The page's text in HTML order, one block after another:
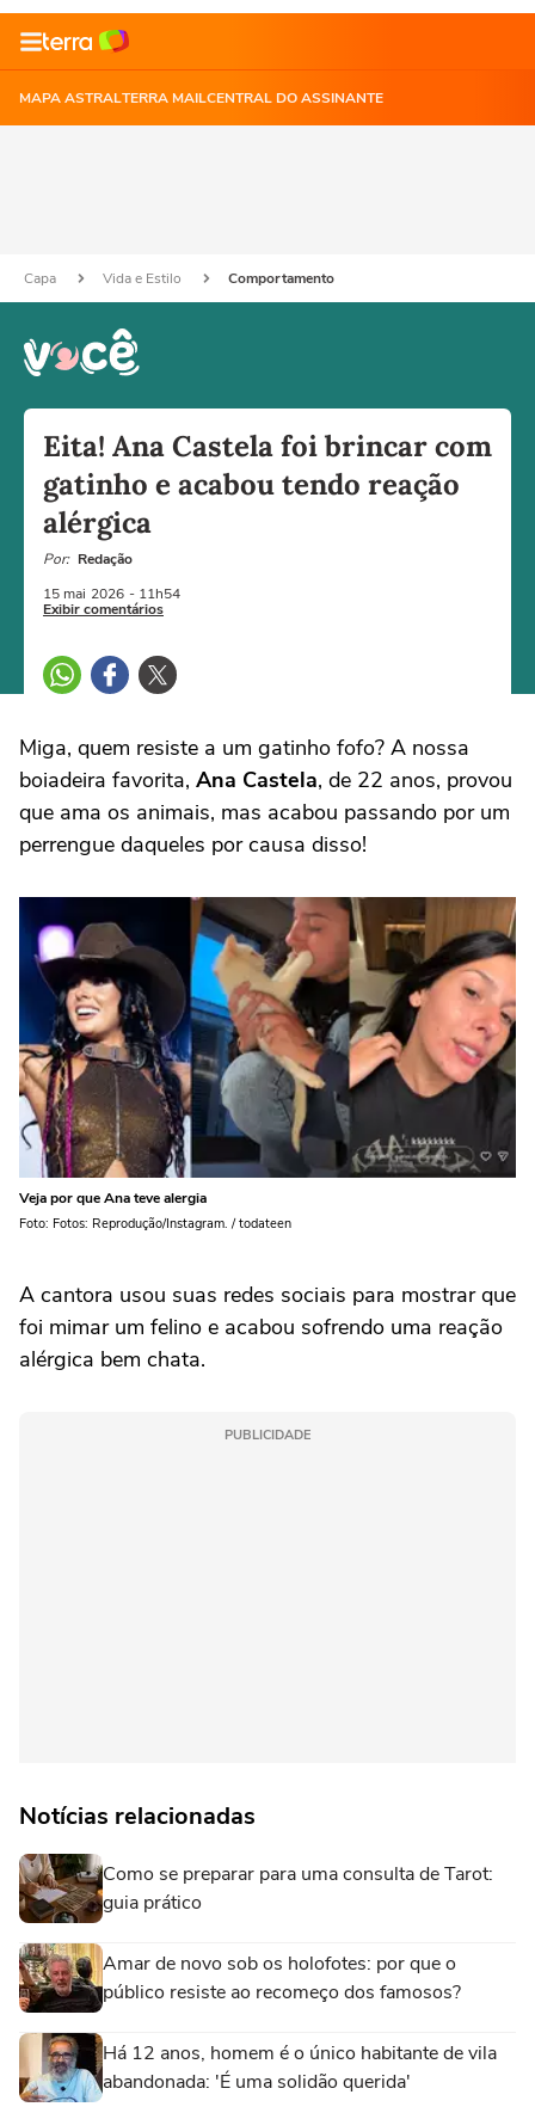
MAPA ASTRALTERRA MAILCENTRAL DO ASSINANTE
Capa Vida e Estilo Comportamento
Eita! Ana Castela foi brincar com
gatinho e acabou tendo reação
alérgica
Por: Redação
15 mai 2026 - 11h54
Exibir comentários
Miga, quem resiste a um gatinho fofo? A nossa
boiadeira favorita, Ana Castela, de 22 anos, provou
que ama os animais, mas acabou passando por um
perrengue daqueles por causa disso!
Veja por que Ana teve alergia
Foto: Fotos: Reprodução/Instagram. / todateen
A cantora usou suas redes sociais para mostrar que
foi mimar um felino e acabou sofrendo uma reação
alérgica bem chata.
PUBLICIDADE
Notícias relacionadas
Como se preparar para uma consulta de Tarot:
guia prático
Amar de novo sob os holofotes: por que o
público resiste ao recomeço dos famosos?
Há 12 anos, homem é o único habitante de vila
abandonada: 'É uma solidão querida'